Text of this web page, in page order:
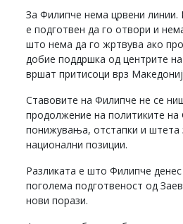
За Филипче нема црвени
е подготвен да го отвори и
што нема да го жртвува ако
добие поддршка од центрите
вршат притисоци врз
Ставовите на Филипче не се
продолжение на политиките
понижувања, отстапки и штета
национални позиции.
Разликата е што Филипче
поголема подготвеност од
нови порази.